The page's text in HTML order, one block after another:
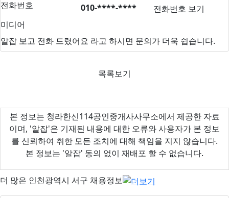
전화번호
010-****-****
전화번호 보기
미디어
알잡 보고 전화 드렸어요 라고 하시면 문의가 더욱 쉽습니다.
목록보기
본 정보는 청라한신114공인중개사사무소에서 제공한 자료
이며, '알잡'은 기재된 내용에 대한 오류와 사용자가 본 정보
를 신뢰하여 취한 모든 조치에 대해 책임을 지지 않습니다.
본 정보는 '알잡' 동의 없이 재배포 할 수 없습니다.
더 많은 인천광역시 서구 채용정보